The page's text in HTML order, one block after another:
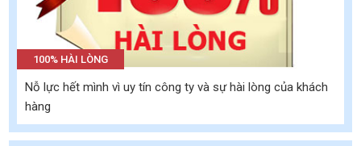
100% HÀI LÒNG
Nỗ lực hết mình vì uy tín công ty và sự hài lòng của khách
hàng